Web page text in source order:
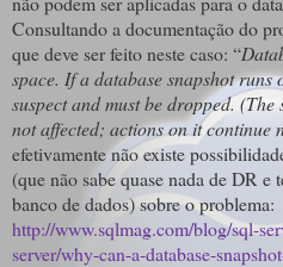
Consultando a documentação do
que deve ser feito neste caso: “
space. If a database snapshot runs
suspect and must be dropped.
not affected; actions on it continue
efetivamente não existe
(que não sabe quase nada de DR e
banco de dados) sobre o problema:
http://www.sqlmag.com/blog/sql-
server/why-can-a-database-